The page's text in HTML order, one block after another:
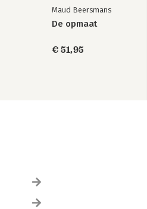
Maud Beersmans
De opmaat
€ 51,95